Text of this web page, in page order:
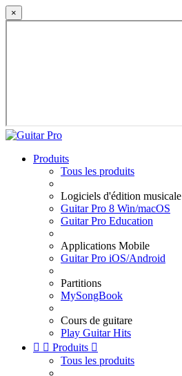
×
Produits
Tous les produits
Logiciels d'édition musicale
Guitar Pro 8 Win/macOS
Guitar Pro Education
Applications Mobile
Guitar Pro iOS/Android
Partitions
MySongBook
Cours de guitare
Play Guitar Hits
  Produits 
Tous les produits